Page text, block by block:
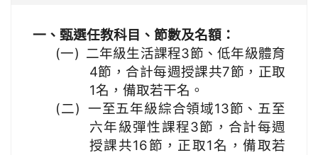
一、甄選任教科目、節數及名額：
(一) 二年級生活課程3節、低年級體育
4節，合計每週授課共7節，正取
1名，備取若干名。
(二) 一至五年級綜合領域13節、五至
六年級彈性課程3節，合計每週
授課共16節，正取1名，備取若